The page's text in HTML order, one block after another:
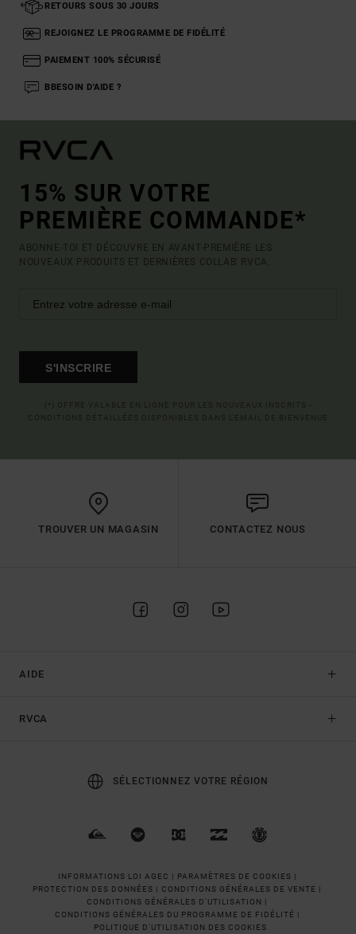
RETOURS SOUS 30 JOURS
REJOIGNEZ LE PROGRAMME DE FIDÉLITÉ
PAIEMENT 100% SÉCURISÉ
BBESOIN D'AIDE ?
15% SUR VOTRE
PREMIÈRE COMMANDE*
ABONNE-TOI ET DÉCOUVRE EN AVANT-PREMIÈRE LES
NOUVEAUX PRODUITS ET DERNIÈRES COLLAB' RVCA.
S'INSCRIRE
TROUVER UN MAGASIN CONTACTEZ NOUS
AIDE
RVCA
SÉLECTIONNEZ VOTRE RÉGION
INFORMATIONS LOI AGEC | PARAMÈTRES DE COOKIES |
PROTECTION DES DONNÉES | CONDITIONS GÉNÉRALES DE VENTE |
CONDITIONS GÉNÉRALES D'UTILISATION |
CONDITIONS GÉNÉRALES DU PROGRAMME DE FIDÉLITÉ |
POLITIQUE D'UTILISATION DES COOKIES